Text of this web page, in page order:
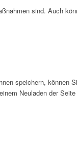
sind. Auch
speichern, können
Neuladen der